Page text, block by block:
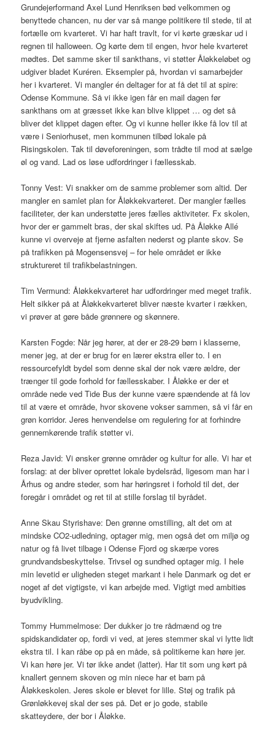
Grundejerformand Axel Lund Henriksen bød velkommen og
benyttede chancen, nu der var så mange politikere til stede, til at
fortælle om kvarteret. Vi har haft travlt, for vi kørte græskar ud i
regnen til halloween. Og kørte dem til engen, hvor hele kvarteret
mødtes. Det samme sker til sankthans, vi støtter Åløkkeløbet og
udgiver bladet Kuréren. Eksempler på, hvordan vi samarbejder
her i kvarteret. Vi mangler én deltager for at få det til at spire:
Odense Kommune. Så vi ikke igen får en mail dagen før
sankthans om at græsset ikke kan blive klippet … og det så
bliver det klippet dagen efter. Og vi kunne heller ikke få lov til at
være i Seniorhuset, men kommunen tilbød lokale på
Risingskolen. Tak til døveforeningen, som trådte til mod at sælge
øl og vand. Lad os løse udfordringer i fællesskab.
Tonny Vest: Vi snakker om de samme problemer som altid. Der
mangler en samlet plan for Åløkkekvarteret. Der mangler fælles
faciliteter, der kan understøtte jeres fælles aktiviteter. Fx skolen,
hvor der er gammelt bras, der skal skiftes ud. På Åløkke Allé
kunne vi overveje at fjerne asfalten nederst og plante skov. Se
på trafikken på Mogensensvej – for hele området er ikke
struktureret til trafikbelastningen.
Tim Vermund: Åløkkekvarteret har udfordringer med meget trafik.
Helt sikker på at Åløkkekvarteret bliver næste kvarter i rækken,
vi prøver at gøre både grønnere og skønnere.
Karsten Fogde: Når jeg hører, at der er 28-29 børn i klasserne,
mener jeg, at der er brug for en lærer ekstra eller to. I en
ressourcefyldt bydel som denne skal der nok være ældre, der
trænger til gode forhold for fællesskaber. I Åløkke er der et
område nede ved Tide Bus der kunne være spændende at få lov
til at være et område, hvor skovene vokser sammen, så vi får en
grøn korridor. Jeres henvendelse om regulering for at forhindre
gennemkørende trafik støtter vi.
Reza Javid: Vi ønsker grønne områder og kultur for alle. Vi har et
forslag: at der bliver oprettet lokale bydelsråd, ligesom man har i
Århus og andre steder, som har høringsret i forhold til det, der
foregår i området og ret til at stille forslag til byrådet.
Anne Skau Styrishave: Den grønne omstilling, alt det om at
mindske CO2-udledning, optager mig, men også det om miljø og
natur og få livet tilbage i Odense Fjord og skærpe vores
grundvandsbeskyttelse. Trivsel og sundhed optager mig. I hele
min levetid er uligheden steget markant i hele Danmark og det er
noget af det vigtigste, vi kan arbejde med. Vigtigt med ambitiøs
byudvikling.
Tommy Hummelmose: Der dukker jo tre rådmænd og tre
spidskandidater op, fordi vi ved, at jeres stemmer skal vi lytte lidt
ekstra til. I kan råbe op på en måde, så politikerne kan høre jer.
Vi kan høre jer. Vi tør ikke andet (latter). Har tit som ung kørt på
knallert gennem skoven og min niece har et barn på
Åløkkeskolen. Jeres skole er blevet for lille. Støj og trafik på
Grønløkkevej skal der ses på. Det er jo gode, stabile
skatteydere, der bor i Åløkke.